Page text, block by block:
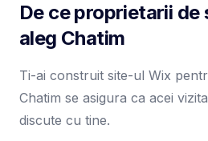
De ce proprietarii
aleg Chatim
Ti-ai construit site-ul Wix
Chatim se asigura ca acei
discute cu tine.